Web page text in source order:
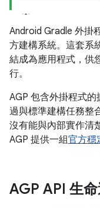
Android Gradle 外掛
方建構系統。這套系
結成為應用程式，供
行。
AGP 包含外掛程式
過與標準建構任務整
沒有能與內部實作清
AGP 提供一組官方穩
AGP API 生